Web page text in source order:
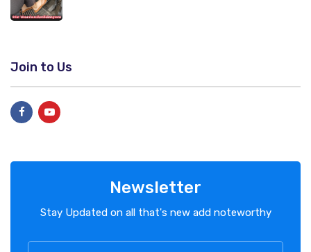
Join to Us
Newsletter
Stay Updated on all that's new add noteworthy